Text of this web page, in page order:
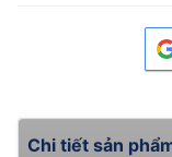
Chi tiết sản